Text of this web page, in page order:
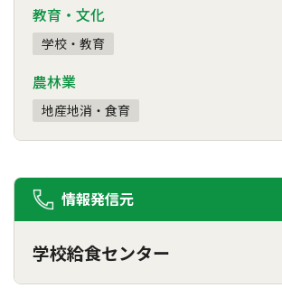
教育・文化
学校・教育
農林業
地産地消・食育
情報発信元
学校給食センター